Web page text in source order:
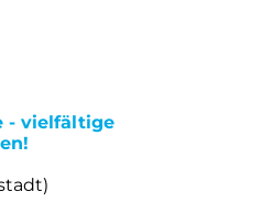
- vielfältige